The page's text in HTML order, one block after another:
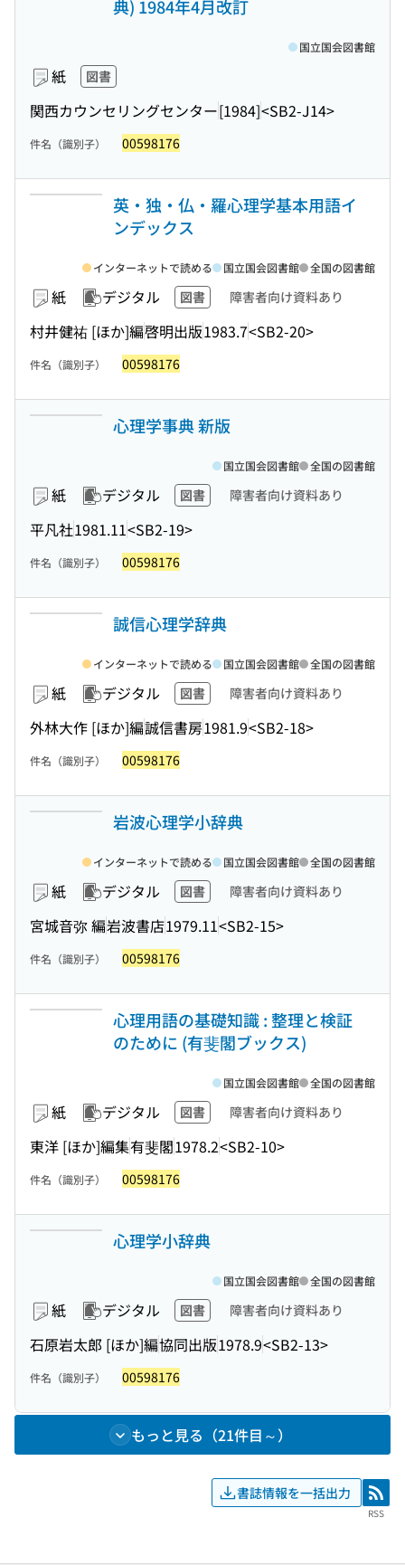
典) 1984年4月改訂
紙 図書
関西カウンセリングセンター[1984]<SB2-J14>
国立国会図書館
件名（識別子） 00598176
英・独・仏・羅心理学基本用語イ
ンデックス
紙 デジタル 図書 障害者向け資料あり
村井健祐 [ほか]編啓明出版1983.7<SB2-20>
インターネットで読める 国立国会図書館 全国の図書館
件名（識別子） 00598176
心理学事典 新版
紙 デジタル 図書 障害者向け資料あり
平凡社1981.11<SB2-19>
国立国会図書館 全国の図書館
件名（識別子） 00598176
誠信心理学辞典
紙 デジタル 図書 障害者向け資料あり
外林大作 [ほか]編誠信書房1981.9<SB2-18>
インターネットで読める 国立国会図書館 全国の図書館
件名（識別子） 00598176
岩波心理学小辞典
紙 デジタル 図書 障害者向け資料あり
宮城音弥 編岩波書店1979.11<SB2-15>
インターネットで読める 国立国会図書館 全国の図書館
件名（識別子） 00598176
心理用語の基礎知識 : 整理と検証
のために (有斐閣ブックス)
紙 デジタル 図書 障害者向け資料あり
東洋 [ほか]編集有斐閣1978.2<SB2-10>
国立国会図書館 全国の図書館
件名（識別子） 00598176
心理学小辞典
紙 デジタル 図書 障害者向け資料あり
石原岩太郎 [ほか]編協同出版1978.9<SB2-13>
国立国会図書館 全国の図書館
件名（識別子） 00598176
もっと見る（21件目～）
書誌情報を一括出力 RSS
RSS